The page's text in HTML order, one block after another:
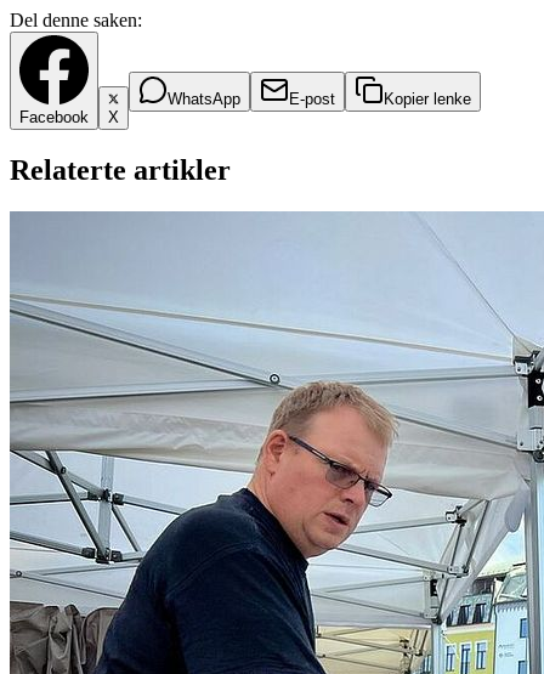
Del denne saken:
Facebook X
WhatsApp E-post Kopier lenke
Relaterte artikler